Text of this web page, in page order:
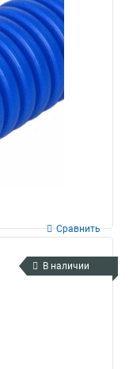
Сравнить
В наличии